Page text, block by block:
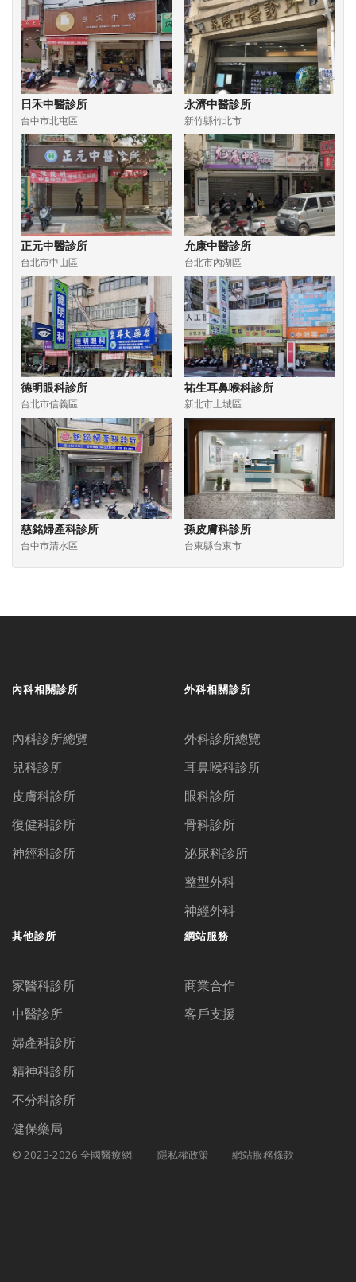
日禾中醫診所
台中市北屯區
永濟中醫診所
新竹縣竹北市
正元中醫診所
台北市中山區
允康中醫診所
台北市內湖區
德明眼科診所
台北市信義區
祐生耳鼻喉科診所
新北市土城區
慈銘婦產科診所
台中市清水區
孫皮膚科診所
台東縣台東市
內科相關診所
內科診所總覽
兒科診所
皮膚科診所
復健科診所
神經科診所
外科相關診所
外科診所總覽
耳鼻喉科診所
眼科診所
骨科診所
泌尿科診所
整型外科
神經外科
其他診所
家醫科診所
中醫診所
婦產科診所
精神科診所
不分科診所
健保藥局
網站服務
商業合作
客戶支援
© 2023-2026 全國醫療網. 隱私權政策 網站服務條款